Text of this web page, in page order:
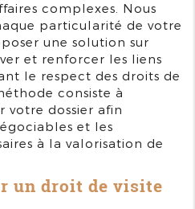
complexes. Nous
particularité de votre
une solution sur
et renforcer les liens
le respect des droits de
consiste à
votre dossier afin
et les
à la valorisation de
un droit de visite